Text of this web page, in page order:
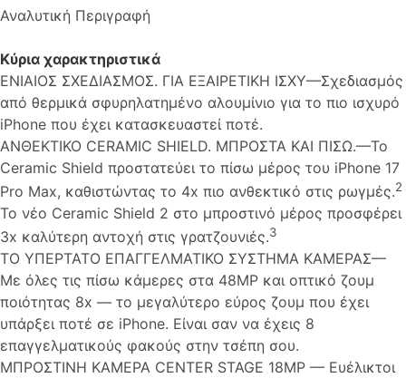
Αναλυτική Περιγραφή
Κύρια χαρακτηριστικά
ΕΝΙΑΙΟΣ ΣΧΕΔΙΑΣΜΟΣ. ΓΙΑ ΕΞΑΙΡΕΤΙΚΗ ΙΣΧΥ—Σχεδιασμός
από θερμικά σφυρηλατημένο αλουμίνιο για το πιο ισχυρό
iPhone που έχει κατασκευαστεί ποτέ.
ΑΝΘΕΚΤΙΚΟ CERAMIC SHIELD. ΜΠΡΟΣΤΑ ΚΑΙ ΠΙΣΩ.—Το
Ceramic Shield προστατεύει το πίσω μέρος του iPhone 17
Pro Max, καθιστώντας το 4x πιο ανθεκτικό στις ρωγμές.2
Το νέο Ceramic Shield 2 στο μπροστινό μέρος προσφέρει
3x καλύτερη αντοχή στις γρατζουνιές.3
TO ΥΠΕΡΤΑΤΟ ΕΠΑΓΓΕΛΜΑΤΙΚΟ ΣΥΣΤΗΜΑ ΚΑΜΕΡΑΣ—
Με όλες τις πίσω κάμερες στα 48MP και οπτικό ζουμ
ποιότητας 8x — το μεγαλύτερο εύρος ζουμ που έχει
υπάρξει ποτέ σε iPhone. Είναι σαν να έχεις 8
επαγγελματικούς φακούς στην τσέπη σου.
ΜΠΡΟΣΤΙΝΗ ΚΑΜΕΡΑ CENTER STAGE 18MP — Ευέλικτοι